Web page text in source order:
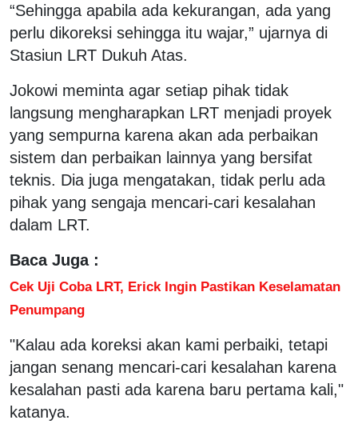
“Sehingga apabila ada kekurangan, ada yang
perlu dikoreksi sehingga itu wajar,” ujarnya di
Stasiun LRT Dukuh Atas.
Jokowi meminta agar setiap pihak tidak
langsung mengharapkan LRT menjadi proyek
yang sempurna karena akan ada perbaikan
sistem dan perbaikan lainnya yang bersifat
teknis. Dia juga mengatakan, tidak perlu ada
pihak yang sengaja mencari-cari kesalahan
dalam LRT.
Baca Juga :
Cek Uji Coba LRT, Erick Ingin Pastikan Keselamatan
Penumpang
"Kalau ada koreksi akan kami perbaiki, tetapi
jangan senang mencari-cari kesalahan karena
kesalahan pasti ada karena baru pertama kali,"
katanya.